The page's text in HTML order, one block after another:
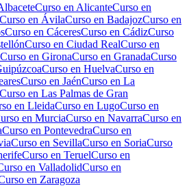
Curso en AlicanteCurso en
Curso en ÁvilaCurso en BadajozCurso en
Curso en CáceresCurso en CádizCurso
Curso en Ciudad RealCurso en
Curso en GironaCurso en GranadaCurso
Curso en HuelvaCurso en
Curso en JaénCurso en La
Curso en Las Palmas de Gran
en LleidaCurso en LugoCurso en
en MurciaCurso en NavarraCurso en
Curso en PontevedraCurso en
Curso en SevillaCurso en SoriaCurso
Curso en TeruelCurso en
en ValladolidCurso en
en Zaragoza